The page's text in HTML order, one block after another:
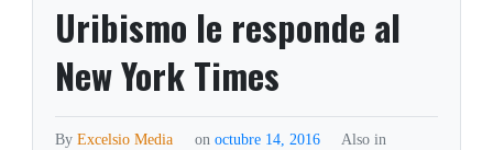
Uribismo le responde al
New York Times
ByExcelsio Media on octubre 14, 2016
Also in